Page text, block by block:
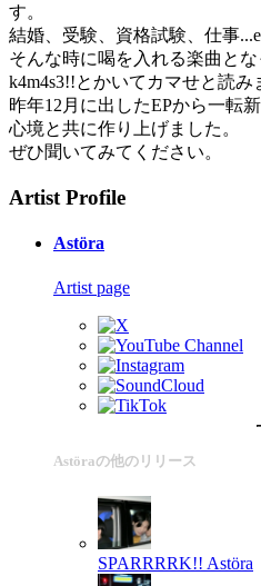
す。
結婚、受験、資格試験、仕事
そんな時に喝を入れる楽曲とな
k4m4s3!!とかいてカマせと読み
昨年12月に出したEPから一転
心境と共に作り上げました。
ぜひ聞いてみてください。
Artist Profile
Astöra
Artist page
Astöraの他のリリース
SPARRRRK!! Astöra